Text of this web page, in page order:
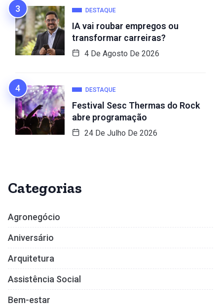
DESTAQUE
IA vai roubar empregos ou
transformar carreiras?
4 De Agosto De 2026
DESTAQUE
Festival Sesc Thermas do Rock
abre programação
24 De Julho De 2026
Categorias
Agronegócio
Aniversário
Arquitetura
Assistência Social
Bem-estar